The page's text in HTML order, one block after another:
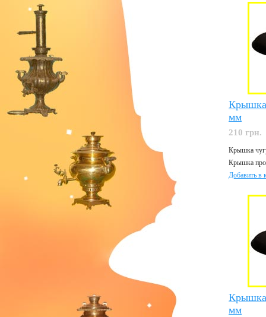
Крышка
мм
210 грн.
Крышка
Крышка
Добавить в
Крышка
мм